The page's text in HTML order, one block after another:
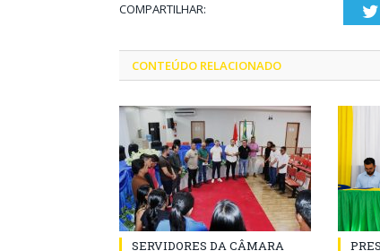
COMPARTILHAR:
CONTEÚDO RELACIONADO
SERVIDORES DA CÂMARA